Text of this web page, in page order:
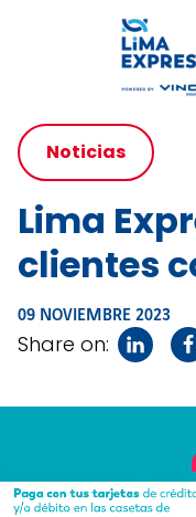
Noticias
Lima
clientes
09 NOVIEMBRE 2023
Share on: